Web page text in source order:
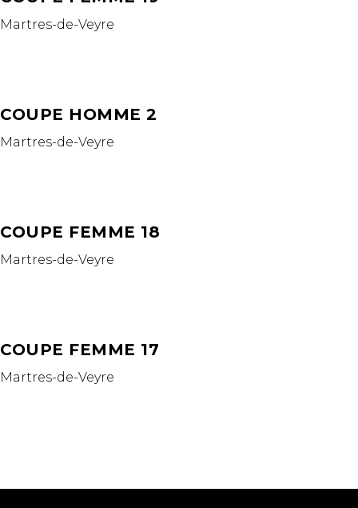
Martres-de-Veyre
COUPE HOMME 2
Martres-de-Veyre
COUPE FEMME 18
Martres-de-Veyre
COUPE FEMME 17
Martres-de-Veyre